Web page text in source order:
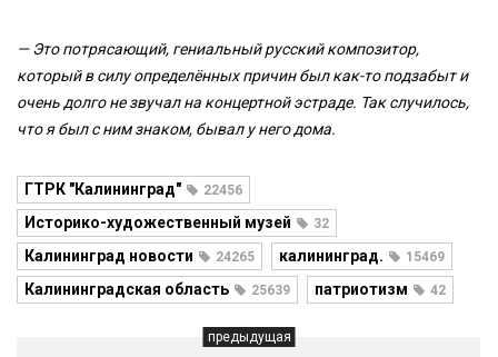
— Это потрясающий, гениальный русский композитор,
который в силу определённых причин был как-то подзабыт и
очень долго не звучал на концертной эстраде. Так случилось,
что я был с ним знаком, бывал у него дома.
ГТРК "Калининград" 22456
Историко-художественный музей 32
Калининград новости 24265 калининград. 15469
Калининградская область 25639 патриотизм 42
предыдущая